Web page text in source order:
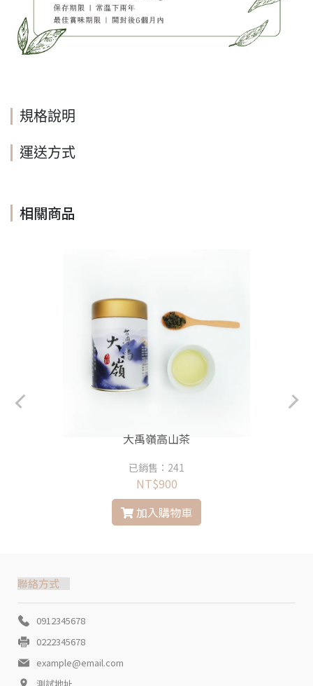
規格說明
運送方式
相關商品
大禹嶺高山茶
已銷售：241
NT$900
加入購物車
聯絡方式
0912345678
0222345678
example@email.com